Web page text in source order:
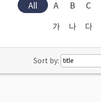
All A B C
가 나 다
Sort by: